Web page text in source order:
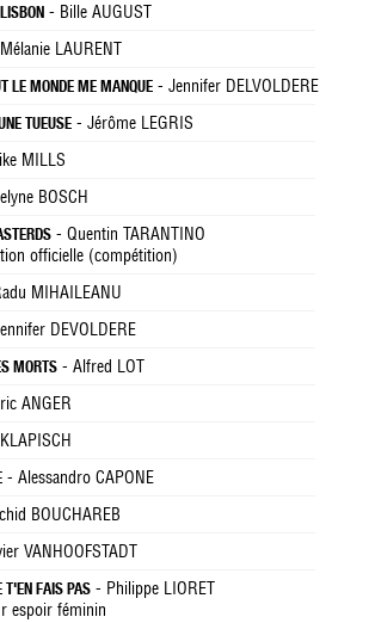
- Bille AUGUST
LAURENT
LE MONDE ME MANQUE - Jennifer DELVOLDERE
TUEUSE - Jérôme LEGRIS
MILLS
BOSCH
- Quentin TARANTINO
officielle (compétition)
MIHAILEANU
DEVOLDERE
MORTS - Alfred LOT
ANGER
- Alessandro CAPONE
BOUCHAREB
VANHOOFSTADT
T'EN FAIS PAS - Philippe LIORET
espoir féminin